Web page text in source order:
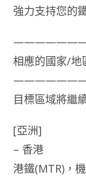
強力支持您的
相應的國家/地
目標區域將繼
[亞洲]
– 香港
港鐵(MTR)，